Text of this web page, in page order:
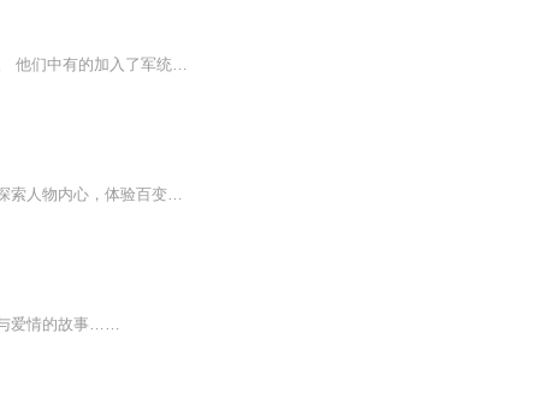
抗战时期来自沛县中学的一帮同学因一场校园群殴事件使得人生轨迹发生了翻天覆地的变化。 他们中有的加入了军统，有的加入了中统，有的是中共地下党，有的投靠日本人…… 在这场波诡云谲的谍战中，他们展开了一场忠诚与良知、理智与信仰、利益与爱情等的殊...
百人百态，千人千面，人生如戏，戏如人生。每一个角色内心都有一个不一样的人物灵魂。探索人物内心，体验百变人生。倘若不能惟妙惟肖，那就塑造妙趣横生。只有小演员，没有小角色。过瘾！
爱情的故事……